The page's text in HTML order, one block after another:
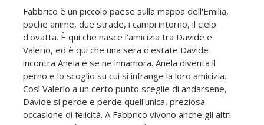
Fabbrico è un piccolo paese sulla mappa dell'Emilia,
poche anime, due strade, i campi intorno, il cielo
d'ovatta. È qui che nasce l'amicizia tra Davide e
Valerio, ed è qui che una sera d'estate Davide
incontra Anela e se ne innamora. Anela diventa il
perno e lo scoglio su cui si infrange la loro amicizia.
Così Valerio a un certo punto sceglie di andarsene,
Davide si perde e perde quell'unica, preziosa
occasione di felicità. A Fabbrico vivono anche gli altri